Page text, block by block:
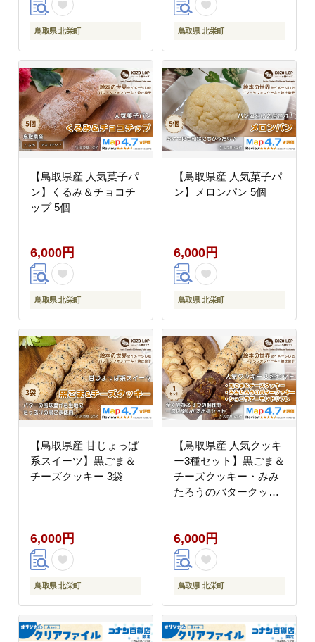
鳥取県 北栄町 鳥取県 北栄町
【鳥取県産 人気菓子パ
ン】くるみ＆チョコチ
ップ 5個
6,000円
鳥取県 北栄町
【鳥取県産 人気菓子パ
ン】メロンパン 5個
6,000円
鳥取県 北栄町
【鳥取県産 甘じょっぱ
系スイーツ】黒ごま＆
チーズクッキー 3袋
6,000円
鳥取県 北栄町
【鳥取県産 人気クッキ
ー3種セット】黒ごま＆
チーズクッキー・みみ
たろうのバタークッキ
6,000円
鳥取県 北栄町